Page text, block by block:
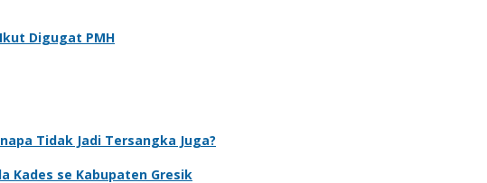
Digugat PMH
Tidak Jadi Tersangka Juga?
Kades se Kabupaten Gresik